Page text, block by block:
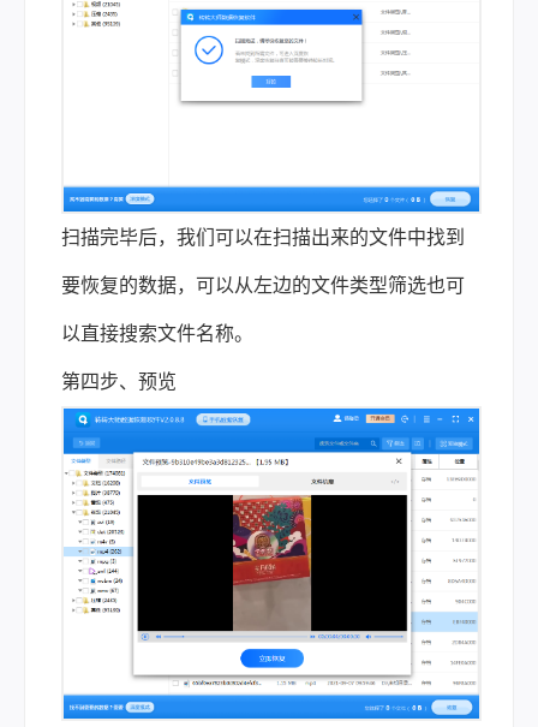
扫描完毕后，我们可以在扫描出来的文件中找到
要恢复的数据，可以从左边的文件类型筛选也可
以直接搜索文件名称。
第四步、预览